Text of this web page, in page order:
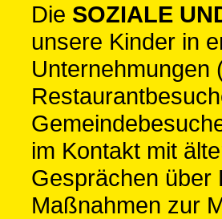
Die SOZIALE
unsere Kinder in
Unternehmungen
im Kontakt mit
Gesprächen über
Maßnahmen zur